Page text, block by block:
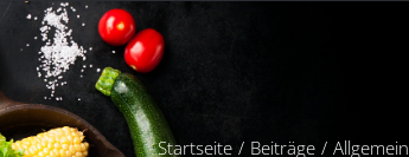
Startseite Beiträge Allgemein